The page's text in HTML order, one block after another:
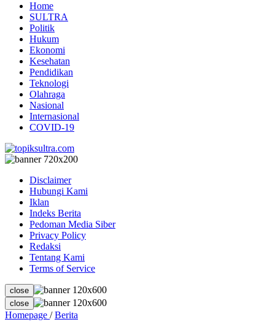
Home
SULTRA
Politik
Hukum
Ekonomi
Kesehatan
Pendidikan
Teknologi
Olahraga
Nasional
Internasional
COVID-19
Disclaimer
Hubungi Kami
Iklan
Indeks Berita
Pedoman Media Siber
Privacy Policy
Redaksi
Tentang Kami
Terms of Service
close
close
Homepage / Berita